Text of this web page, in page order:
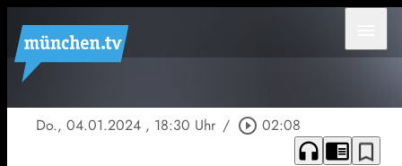
Do., 04.01.2024 , 18:30 Uhr / play_circle_outline 02:08
headphones chrome_reader_mode bookmark_border